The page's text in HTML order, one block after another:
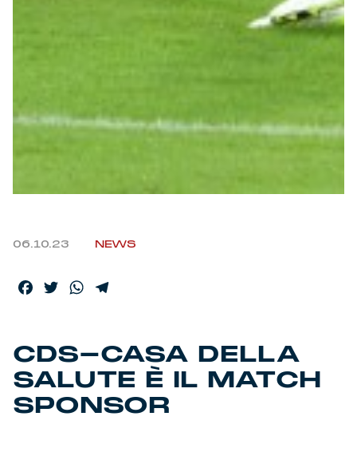
06.10.23 NEWS
Facebook
TwitterWhatsApp
CDS-CASA DELLA
SALUTE È IL MATCH
SPONSOR